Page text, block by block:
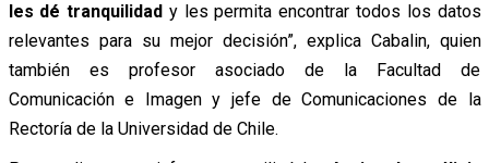
les dé tranquilidad y les permita encontrar todos los datos
relevantes para su mejor decisión”, explica Cabalin, quien
también es profesor asociado de la Facultad de
Comunicación e Imagen y jefe de Comunicaciones de la
Rectoría de la Universidad de Chile.